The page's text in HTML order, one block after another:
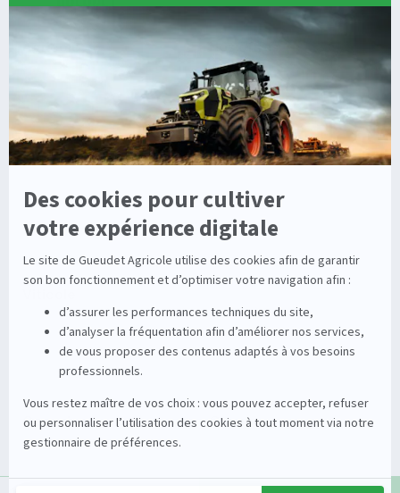
Agricole
Solutions multimarques
Irrigation
Enrouleurs
Stations
Entretien de la vigne
Entretien du sol
Nos offres
Nos Services
Entretien
Dépannage
Pièces détachées
Démonstration
Occasions Groupe